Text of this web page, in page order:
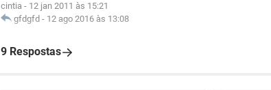
cintia - 12 jan 2011 às 15:21
gfdgfd - 12 ago 2016 às 13:08
9 Respostas